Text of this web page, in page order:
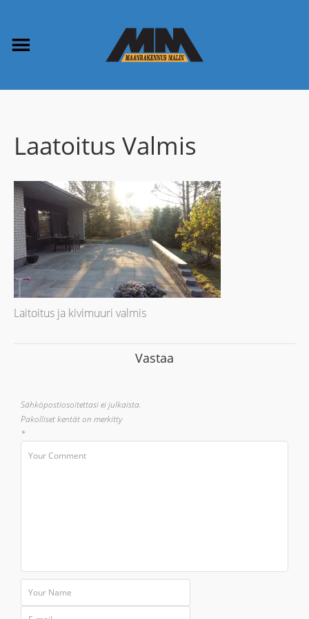
Laatoitus Valmis
Laitoitus ja kivimuuri valmis
Vastaa
Sähköpostiosoitettasi ei julkaista.
Pakolliset kentät on merkitty
*